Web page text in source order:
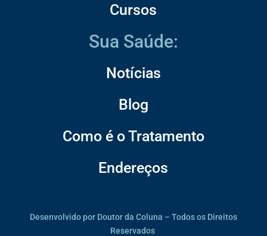
Cursos
Sua Saúde:
Notícias
Blog
Como é o Tratamento
Endereços
Desenvolvido por Doutor da Coluna – Todos os Direitos
Reservados